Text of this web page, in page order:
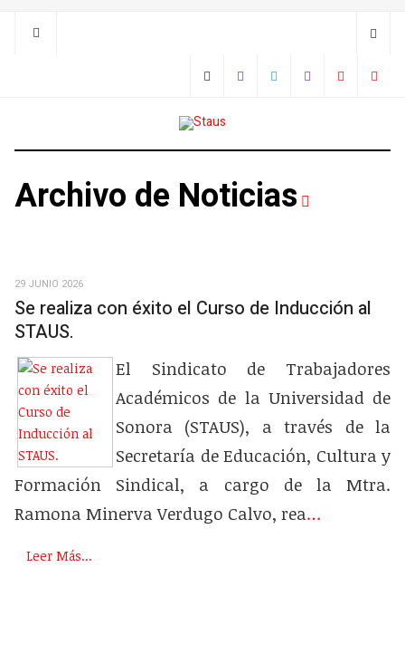
Archivo de Noticias
29 JUNIO 2026
Se realiza con éxito el Curso de Inducción al
STAUS.
El Sindicato de Trabajadores
Académicos de la Universidad de
Sonora (STAUS), a través de la
Secretaría de Educación, Cultura y
Formación Sindical, a cargo de la Mtra.
Ramona Minerva Verdugo Calvo, rea…
Leer Más...